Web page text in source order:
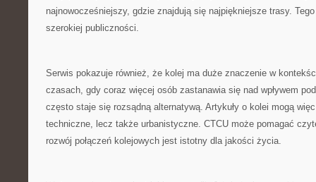
najnowocześniejszy, gdzie znajdują się najpiękniejsze trasy.
szerokiej publiczności.
Serwis pokazuje również, że kolej ma duże znaczenie w
czasach, gdy coraz więcej osób zastanawia się nad wpływem
często staje się rozsądną alternatywą. Artykuły o kolei mogą
techniczne, lecz także urbanistyczne. CTCU może pomagać
rozwój połączeń kolejowych jest istotny dla jakości życia.